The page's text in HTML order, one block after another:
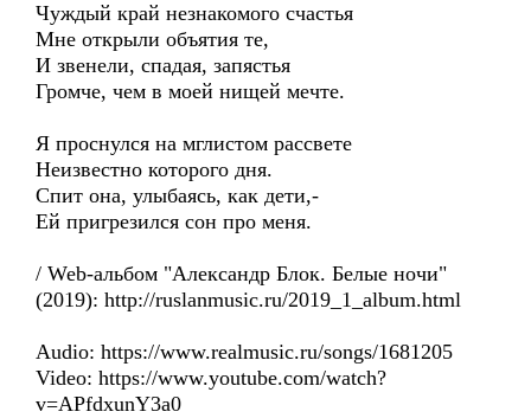
Чуждый край незнакомого счастья
Мне открыли объятия те,
И звенели, спадая, запястья
Громче, чем в моей нищей мечте.
Я проснулся на мглистом рассвете
Неизвестно которого дня.
Спит она, улыбаясь, как дети,-
Ей пригрезился сон про меня.
/ Web-альбом "Александр Блок. Белые ночи"
(2019): http://ruslanmusic.ru/2019_1_album.html
Audio: https://www.realmusic.ru/songs/1681205
Video: https://www.youtube.com/watch?
v=APfdxunY3a0